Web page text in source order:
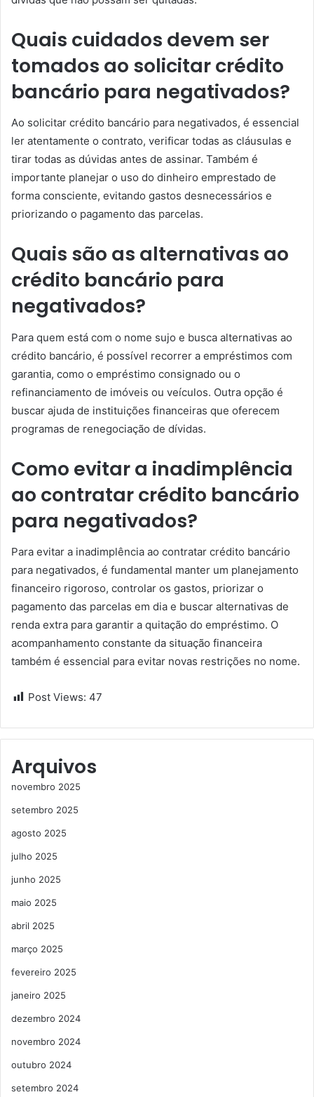
Quais cuidados devem ser
tomados ao solicitar crédito
bancário para negativados?
Ao solicitar crédito bancário para negativados, é essencial
ler atentamente o contrato, verificar todas as cláusulas e
tirar todas as dúvidas antes de assinar. Também é
importante planejar o uso do dinheiro emprestado de
forma consciente, evitando gastos desnecessários e
priorizando o pagamento das parcelas.
Quais são as alternativas ao
crédito bancário para
negativados?
Para quem está com o nome sujo e busca alternativas ao
crédito bancário, é possível recorrer a empréstimos com
garantia, como o empréstimo consignado ou o
refinanciamento de imóveis ou veículos. Outra opção é
buscar ajuda de instituições financeiras que oferecem
programas de renegociação de dívidas.
Como evitar a inadimplência
ao contratar crédito bancário
para negativados?
Para evitar a inadimplência ao contratar crédito bancário
para negativados, é fundamental manter um planejamento
financeiro rigoroso, controlar os gastos, priorizar o
pagamento das parcelas em dia e buscar alternativas de
renda extra para garantir a quitação do empréstimo. O
acompanhamento constante da situação financeira
também é essencial para evitar novas restrições no nome.
Post Views: 47
Arquivos
novembro 2025
setembro 2025
agosto 2025
julho 2025
junho 2025
maio 2025
abril 2025
março 2025
fevereiro 2025
janeiro 2025
dezembro 2024
novembro 2024
outubro 2024
setembro 2024